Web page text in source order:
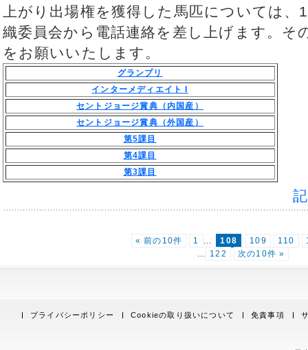
上がり出場権を獲得した馬匹については、
織委員会から電話連絡を差し上げます。そ
をお願いいたします。
グランプリ
インターメディエイト I
セントジョージ賞典（内国産）
セントジョージ賞典（外国産）
第5課目
第4課目
第3課目
« 前の10件 1 ... 108 109 110
... 122 次の10件 »
プライバシーポリシー Cookieの取り扱いについて 免責事項